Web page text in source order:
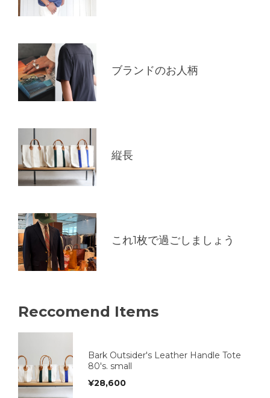
ブランドのお人柄
縦長
これ1枚で過ごしましょう
Reccomend Items
Bark Outsider's Leather Handle Tote
80's. small
¥28,600